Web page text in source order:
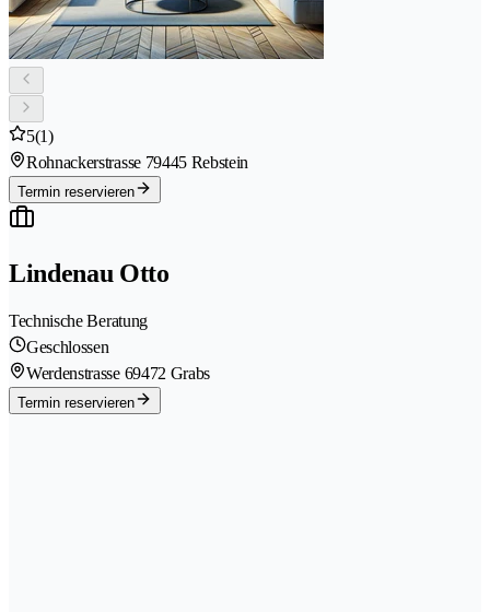
5(1)
Rohnackerstrasse 79445 Rebstein
Termin reservieren
Lindenau Otto
Technische Beratung
Geschlossen
Werdenstrasse 69472 Grabs
Termin reservieren